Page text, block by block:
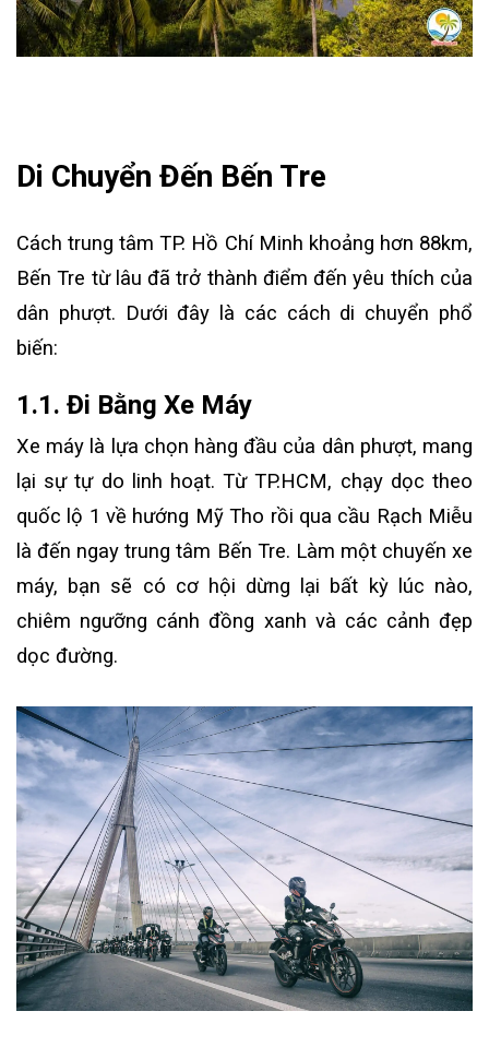
Di Chuyển Đến Bến Tre
Cách trung tâm TP. Hồ Chí Minh khoảng hơn 88km,
Bến Tre từ lâu đã trở thành điểm đến yêu thích của
dân phượt. Dưới đây là các cách di chuyển phổ
biến:
1.1. Đi Bằng Xe Máy
Xe máy là lựa chọn hàng đầu của dân phượt, mang
lại sự tự do linh hoạt. Từ TP.HCM, chạy dọc theo
quốc lộ 1 về hướng Mỹ Tho rồi qua cầu Rạch Miễu
là đến ngay trung tâm Bến Tre. Làm một chuyến xe
máy, bạn sẽ có cơ hội dừng lại bất kỳ lúc nào,
chiêm ngưỡng cánh đồng xanh và các cảnh đẹp
dọc đường.